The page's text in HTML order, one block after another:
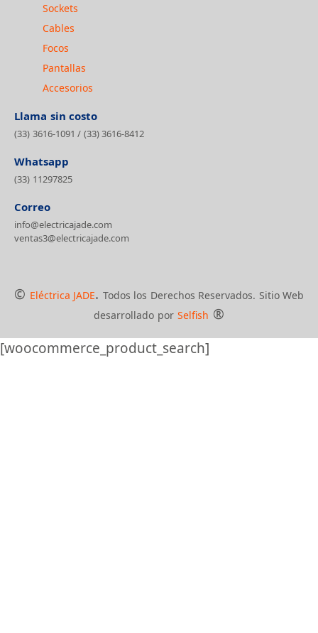
Sockets
Cables
Focos
Pantallas
Accesorios
Llama sin costo
(33) 3616-1091 / (33) 3616-8412
Whatsapp
(33) 11297825
Correo
info@electricajade.com
ventas3@electricajade.com
© Eléctrica JADE. Todos los Derechos Reservados. Sitio Web
desarrollado por Selfish ®
[woocommerce_product_search]